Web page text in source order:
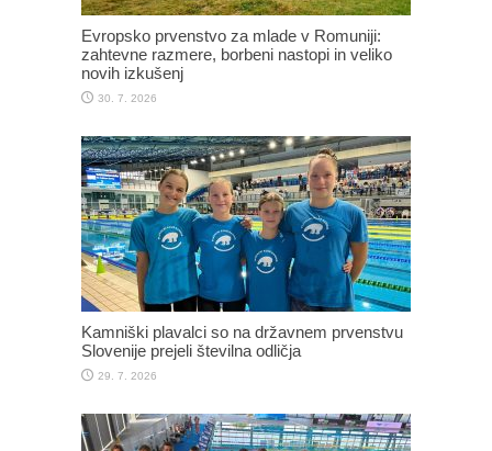
Evropsko prvenstvo za mlade v Romuniji:
zahtevne razmere, borbeni nastopi in veliko
novih izkušenj
30. 7. 2026
Kamniški plavalci so na državnem prvenstvu
Slovenije prejeli številna odličja
29. 7. 2026